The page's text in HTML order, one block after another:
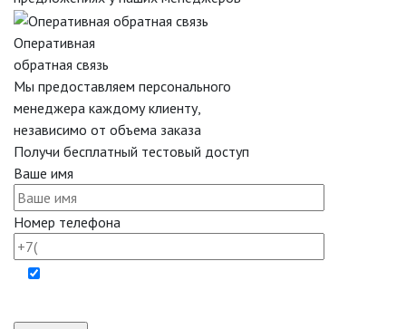
Оперативная
обратная связь
Мы предоставляем персонального
менеджера каждому клиенту,
независимо от объема заказа
Получи бесплатный тестовый доступ
Ваше имя
Номер телефона